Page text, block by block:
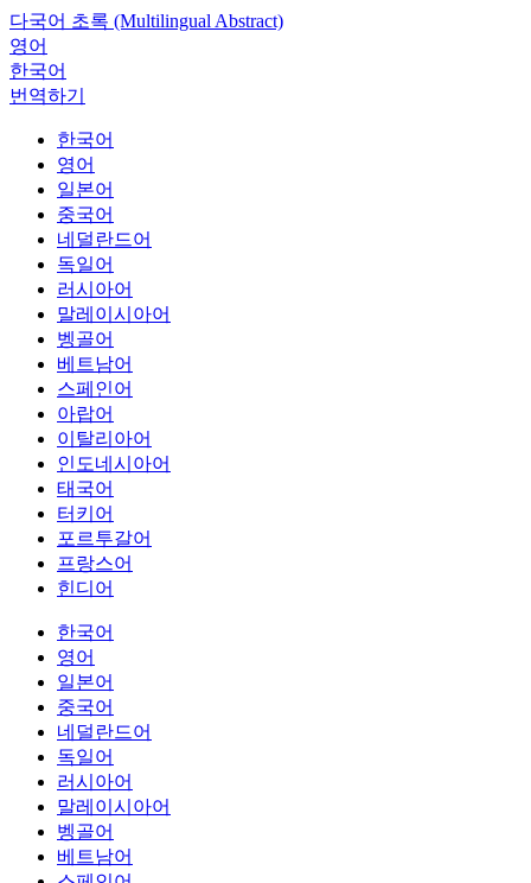
다국어 초록 (Multilingual Abstract)
영어
한국어
번역하기
한국어
영어
일본어
중국어
네덜란드어
독일어
러시아어
말레이시아어
벵골어
베트남어
스페인어
아랍어
이탈리아어
인도네시아어
태국어
터키어
포르투갈어
프랑스어
힌디어
한국어
영어
일본어
중국어
네덜란드어
독일어
러시아어
말레이시아어
벵골어
베트남어